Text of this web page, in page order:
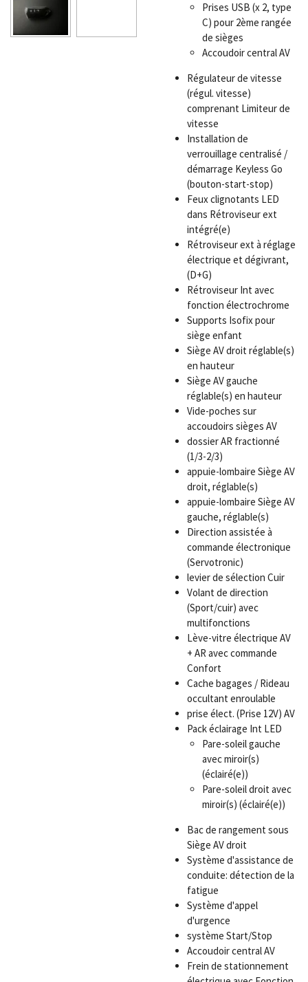
Prises USB (x 2, type
C) pour 2ème rangée
de sièges
Accoudoir central AV
Régulateur de vitesse
(régul. vitesse)
comprenant Limiteur de
vitesse
Installation de
verrouillage centralisé /
démarrage Keyless Go
(bouton-start-stop)
Feux clignotants LED
dans Rétroviseur ext
intégré(e)
Rétroviseur ext à réglage
électrique et dégivrant,
(D+G)
Rétroviseur Int avec
fonction électrochrome
Supports Isofix pour
siège enfant
Siège AV droit réglable(s)
en hauteur
Siège AV gauche
réglable(s) en hauteur
Vide-poches sur
accoudoirs sièges AV
dossier AR fractionné
(1/3-2/3)
appuie-lombaire Siège AV
droit, réglable(s)
appuie-lombaire Siège AV
gauche, réglable(s)
Direction assistée à
commande électronique
(Servotronic)
levier de sélection Cuir
Volant de direction
(Sport/cuir) avec
multifonctions
Lève-vitre électrique AV
+ AR avec commande
Confort
Cache bagages / Rideau
occultant enroulable
prise élect. (Prise 12V) AV
Pack éclairage Int LED
Pare-soleil gauche
avec miroir(s)
(éclairé(e))
Pare-soleil droit avec
miroir(s) (éclairé(e))
Bac de rangement sous
Siège AV droit
Système d'assistance de
conduite: détection de la
fatigue
Système d'appel
d'urgence
système Start/Stop
Accoudoir central AV
Frein de stationnement